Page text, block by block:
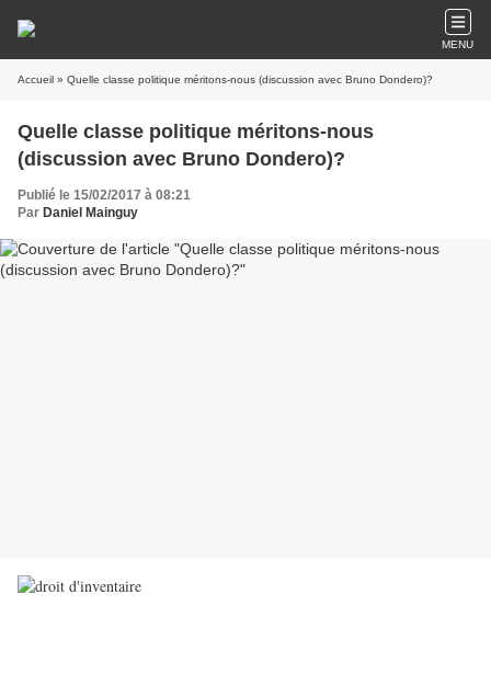
MENU
Accueil » Quelle classe politique méritons-nous (discussion avec Bruno Dondero)?
Quelle classe politique méritons-nous
(discussion avec Bruno Dondero)?
Publié le 15/02/2017 à 08:21
Par Daniel Mainguy